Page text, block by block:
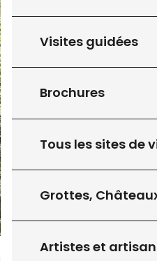
Visites guidées
Brochures
Tous les sites de
Grottes,
Artistes et